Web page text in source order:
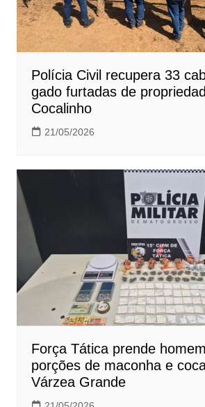
Polícia Civil recupera 33
gado furtadas de
Cocalinho
21/05/2026
Força Tática prende
porções de maconha e
Várzea Grande